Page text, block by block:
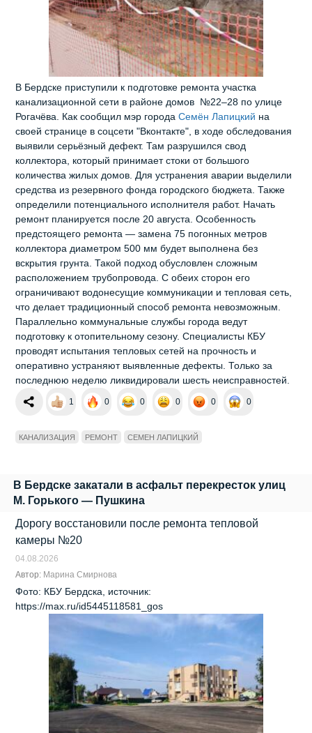
В Бердске приступили к подготовке ремонта участка
канализационной сети в районе домов №22–28 по улице
Рогачёва. Как сообщил мэр городаСемён Лапицкий на
своей странице в соцсети "Вконтакте", в ходе обследования
выявили серьёзный дефект. Там разрушился свод
коллектора, который принимает стоки от большого
количества жилых домов. Для устранения аварии выделили
средства из резервного фонда городского бюджета. Также
определили потенциального исполнителя работ. Начать
ремонт планируется после 20 августа. Особенность
предстоящего ремонта — замена 75 погонных метров
коллектора диаметром 500 мм будет выполнена без
вскрытия грунта. Такой подход обусловлен сложным
расположением трубопровода. С обеих сторон его
ограничивают водонесущие коммуникации и тепловая сеть,
что делает традиционный способ ремонта невозможным.
Параллельно коммунальные службы города ведут
подготовку к отопительному сезону. Специалисты КБУ
проводят испытания тепловых сетей на прочность и
оперативно устраняют выявленные дефекты. Только за
последнюю неделю ликвидировали шесть неисправностей.
1 0 0 0 0 0
КАНАЛИЗАЦИЯ РЕМОНТ СЕМЕН ЛАПИЦКИЙ
В Бердске закатали в асфальт перекресток улиц
М. Горького — Пушкина
Дорогу восстановили после ремонта тепловой
камеры №20
04.08.2026
Автор: Марина Смирнова
Фото: КБУ Бердска, источник:
https://max.ru/id5445118581_gos